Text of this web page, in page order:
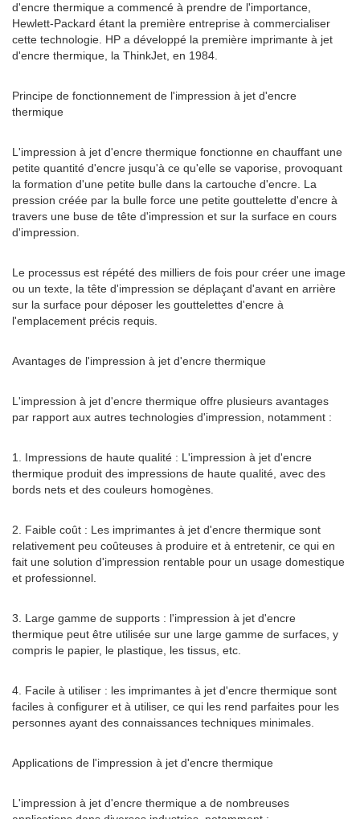
d'encre thermique a commencé à prendre de l'importance,
Hewlett-Packard étant la première entreprise à commercialiser
cette technologie. HP a développé la première imprimante à jet
d'encre thermique, la ThinkJet, en 1984.
Principe de fonctionnement de l'impression à jet d'encre
thermique
L'impression à jet d'encre thermique fonctionne en chauffant une
petite quantité d'encre jusqu'à ce qu'elle se vaporise, provoquant
la formation d'une petite bulle dans la cartouche d'encre. La
pression créée par la bulle force une petite gouttelette d'encre à
travers une buse de tête d'impression et sur la surface en cours
d'impression.
Le processus est répété des milliers de fois pour créer une image
ou un texte, la tête d'impression se déplaçant d'avant en arrière
sur la surface pour déposer les gouttelettes d'encre à
l'emplacement précis requis.
Avantages de l'impression à jet d'encre thermique
L'impression à jet d'encre thermique offre plusieurs avantages
par rapport aux autres technologies d'impression, notamment :
1. Impressions de haute qualité : L'impression à jet d'encre
thermique produit des impressions de haute qualité, avec des
bords nets et des couleurs homogènes.
2. Faible coût : Les imprimantes à jet d'encre thermique sont
relativement peu coûteuses à produire et à entretenir, ce qui en
fait une solution d'impression rentable pour un usage domestique
et professionnel.
3. Large gamme de supports : l'impression à jet d'encre
thermique peut être utilisée sur une large gamme de surfaces, y
compris le papier, le plastique, les tissus, etc.
4. Facile à utiliser : les imprimantes à jet d'encre thermique sont
faciles à configurer et à utiliser, ce qui les rend parfaites pour les
personnes ayant des connaissances techniques minimales.
Applications de l'impression à jet d'encre thermique
L'impression à jet d'encre thermique a de nombreuses